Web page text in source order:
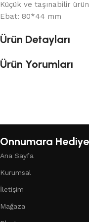
Küçük ve taşınabilir
Ebat: 80*44 mm
Ürün Detayları
Ürün Yorumları
Onnumara Hediye
Ana Sayfa
Kurumsal
İletişim
Mağaza